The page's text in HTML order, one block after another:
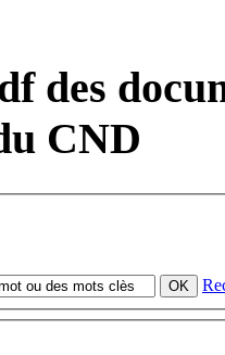
des
CND